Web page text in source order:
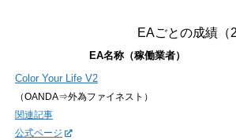
EAごとの成績（
EA名称（稼働業者）
Color Your Life V2
（OANDA⇒外為ファイネスト）
関連記事
公式ページ